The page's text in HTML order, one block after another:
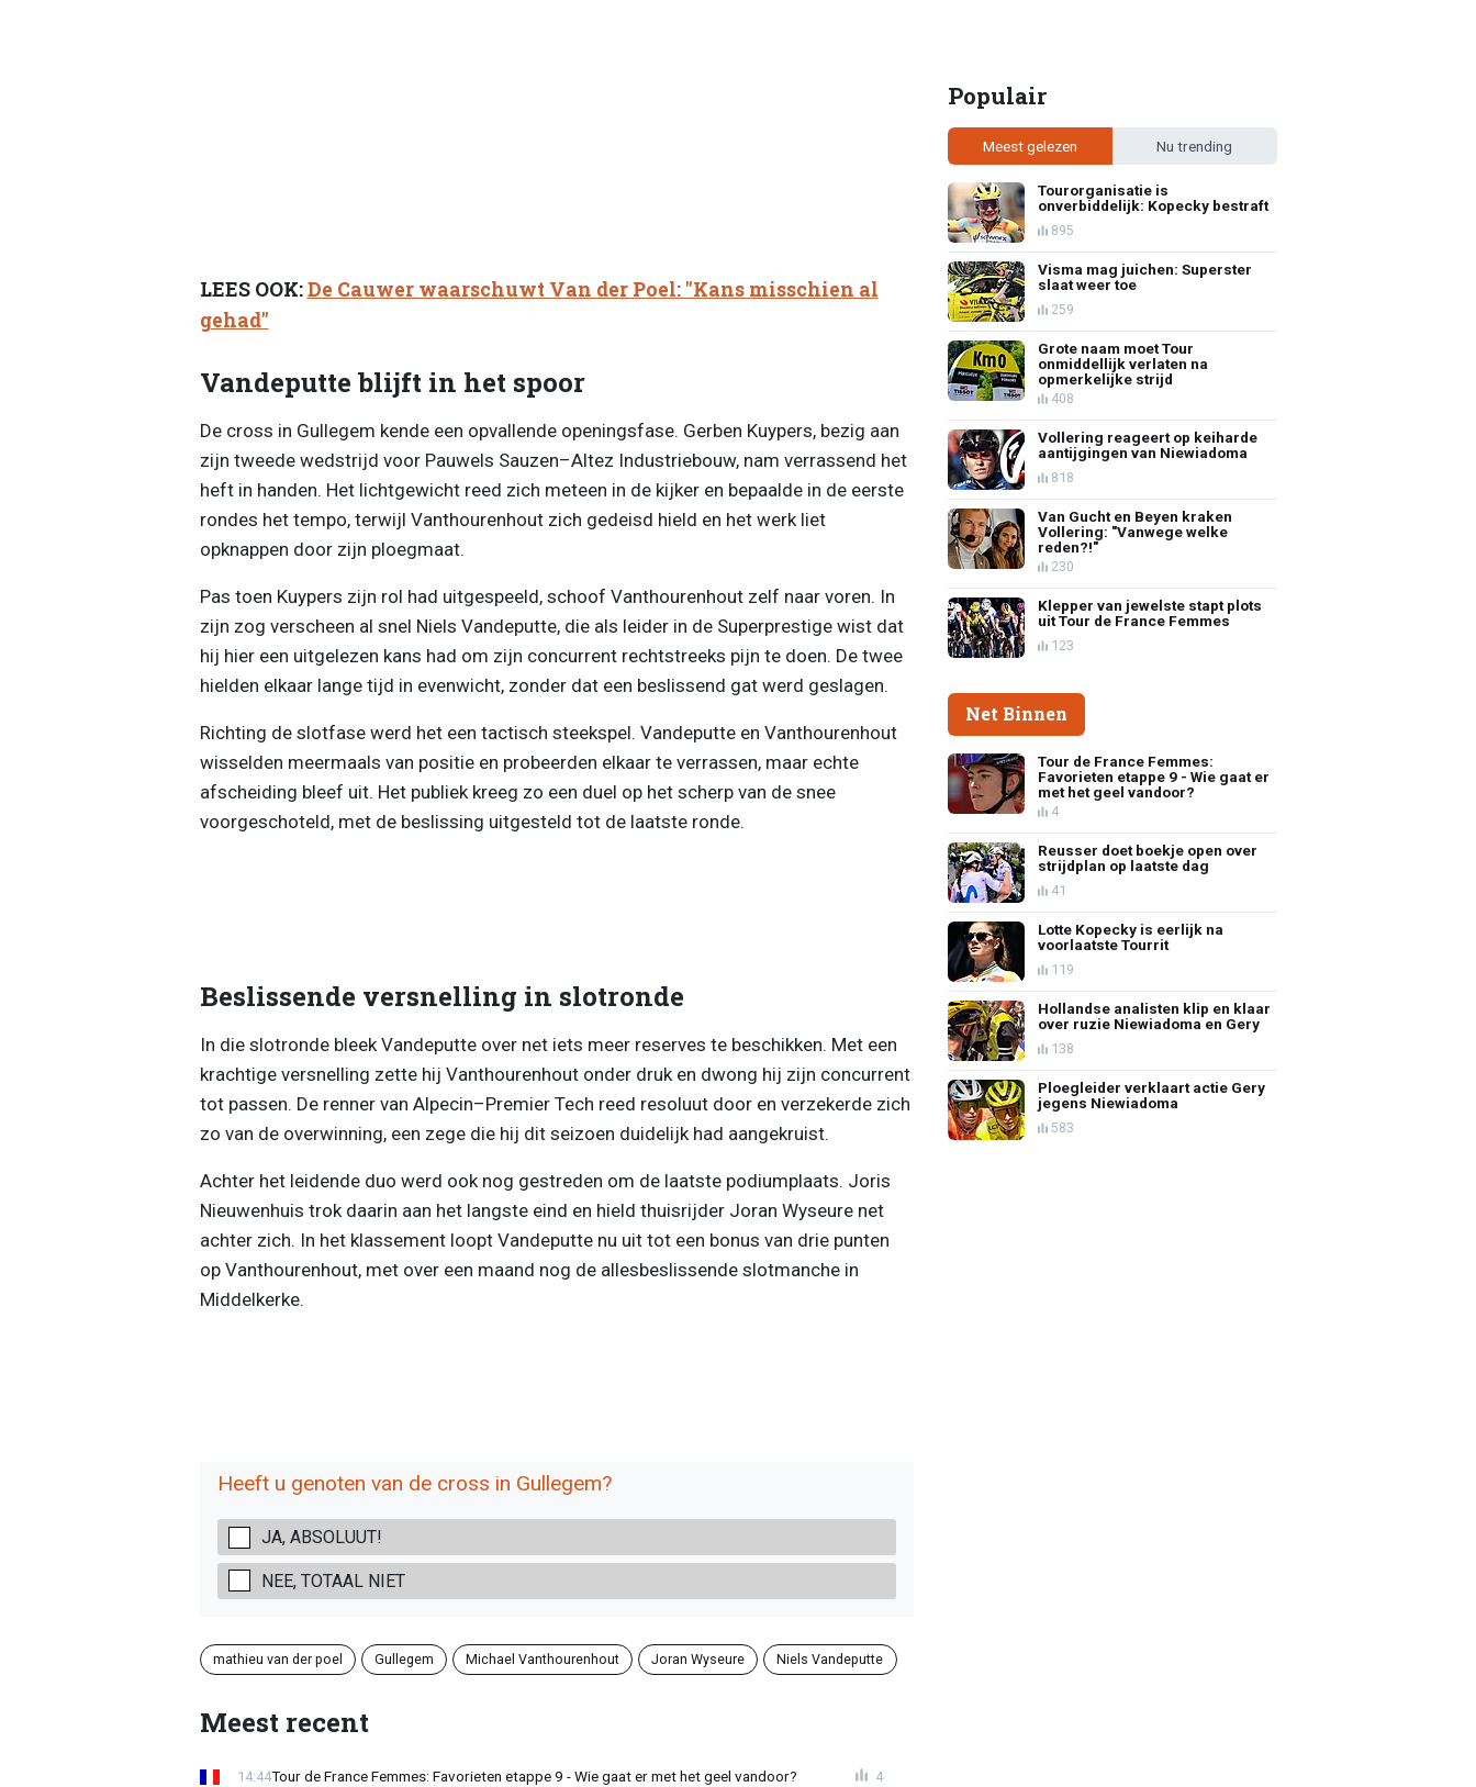
LEES OOK:De Cauwer waarschuwt Van der Poel: "Kans misschien al
gehad"
Vandeputte blijft in het spoor
De cross in Gullegem kende een opvallende openingsfase. Gerben Kuypers, bezig aan
zijn tweede wedstrijd voor Pauwels Sauzen–Altez Industriebouw, nam verrassend het
heft in handen. Het lichtgewicht reed zich meteen in de kijker en bepaalde in de eerste
rondes het tempo, terwijl Vanthourenhout zich gedeisd hield en het werk liet
opknappen door zijn ploegmaat.
Pas toen Kuypers zijn rol had uitgespeeld, schoof Vanthourenhout zelf naar voren. In
zijn zog verscheen al snel Niels Vandeputte, die als leider in de Superprestige wist dat
hij hier een uitgelezen kans had om zijn concurrent rechtstreeks pijn te doen. De twee
hielden elkaar lange tijd in evenwicht, zonder dat een beslissend gat werd geslagen.
Richting de slotfase werd het een tactisch steekspel. Vandeputte en Vanthourenhout
wisselden meermaals van positie en probeerden elkaar te verrassen, maar echte
afscheiding bleef uit. Het publiek kreeg zo een duel op het scherp van de snee
voorgeschoteld, met de beslissing uitgesteld tot de laatste ronde.
Beslissende versnelling in slotronde
In die slotronde bleek Vandeputte over net iets meer reserves te beschikken. Met een
krachtige versnelling zette hij Vanthourenhout onder druk en dwong hij zijn concurrent
tot passen. De renner van Alpecin–Premier Tech reed resoluut door en verzekerde zich
zo van de overwinning, een zege die hij dit seizoen duidelijk had aangekruist.
Achter het leidende duo werd ook nog gestreden om de laatste podiumplaats. Joris
Nieuwenhuis trok daarin aan het langste eind en hield thuisrijder Joran Wyseure net
achter zich. In het klassement loopt Vandeputte nu uit tot een bonus van drie punten
op Vanthourenhout, met over een maand nog de allesbeslissende slotmanche in
Middelkerke.
Heeft u genoten van de cross in Gullegem?
JA, ABSOLUUT!
NEE, TOTAAL NIET
mathieu van der poel Gullegem Michael Vanthourenhout Joran Wyseure Niels Vandeputte
Meest recent
Tour de France Femmes: Favorieten etappe 9 - Wie gaat er met het geel vandoor?
14:44 4
Populair
Meest gelezen Nu trending
Tourorganisatie is
onverbiddelijk: Kopecky bestraft
895
Visma mag juichen: Superster
slaat weer toe
259
Grote naam moet Tour
onmiddellijk verlaten na
opmerkelijke strijd
408
Vollering reageert op keiharde
aantijgingen van Niewiadoma
818
Van Gucht en Beyen kraken
Vollering: "Vanwege welke
reden?!"
230
Klepper van jewelste stapt plots
uit Tour de France Femmes
123
Net Binnen
Tour de France Femmes:
Favorieten etappe 9 - Wie gaat er
met het geel vandoor?
4
Reusser doet boekje open over
strijdplan op laatste dag
41
Lotte Kopecky is eerlijk na
voorlaatste Tourrit
119
Hollandse analisten klip en klaar
over ruzie Niewiadoma en Gery
138
Ploegleider verklaart actie Gery
jegens Niewiadoma
583